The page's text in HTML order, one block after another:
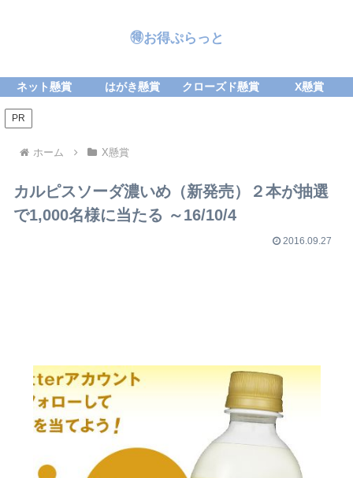
🉐お得ぷらっと
ネット懸賞 はがき懸賞 クローズド懸賞 X懸賞
PR
ホーム X懸賞
カルピスソーダ濃いめ（新発売）２本が抽選
で1,000名様に当たる ～16/10/4
2016.09.27